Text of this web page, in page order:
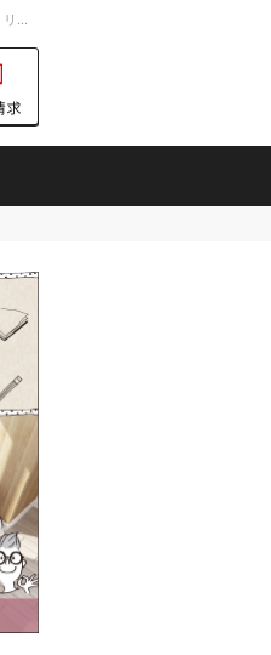
お客様の想いを詰め込んだ家づくり。千葉市・船橋市の新築戸建て・注文住宅・自由設計・リノベーションを手がける工務店ならTK31へ。